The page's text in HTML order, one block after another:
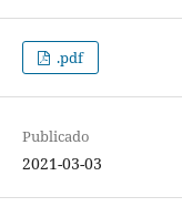
.pdf
Publicado
2021-03-03